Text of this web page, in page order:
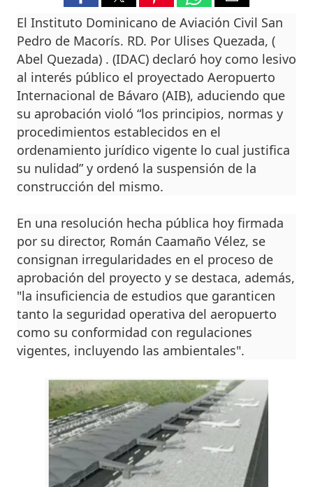
El Instituto Dominicano de Aviación Civil San
Pedro de Macorís. RD. Por Ulises Quezada, (
Abel Quezada) . (IDAC) declaró hoy como lesivo
al interés público el proyectado Aeropuerto
Internacional de Bávaro (AIB), aduciendo que
su aprobación violó “los principios, normas y
procedimientos establecidos en el
ordenamiento jurídico vigente lo cual justifica
su nulidad” y ordenó la suspensión de la
construcción del mismo.
En una resolución hecha pública hoy firmada
por su director, Román Caamaño Vélez, se
consignan irregularidades en el proceso de
aprobación del proyecto y se destaca, además,
"la insuficiencia de estudios que garanticen
tanto la seguridad operativa del aeropuerto
como su conformidad con regulaciones
vigentes, incluyendo las ambientales".